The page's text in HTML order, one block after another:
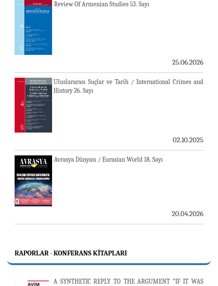
Review Of Armenian Studies 53. Sayı
25.06.2026
Uluslararası Suçlar ve Tarih / International Crimes and
History 26. Sayı
02.10.2025
Avrasya Dünyası / Eurasian World 18. Sayı
20.04.2026
RAPORLAR - KONFERANS KITAPLARI
A SYNTHETIC REPLY TO THE ARGUMENT “IF IT WAS